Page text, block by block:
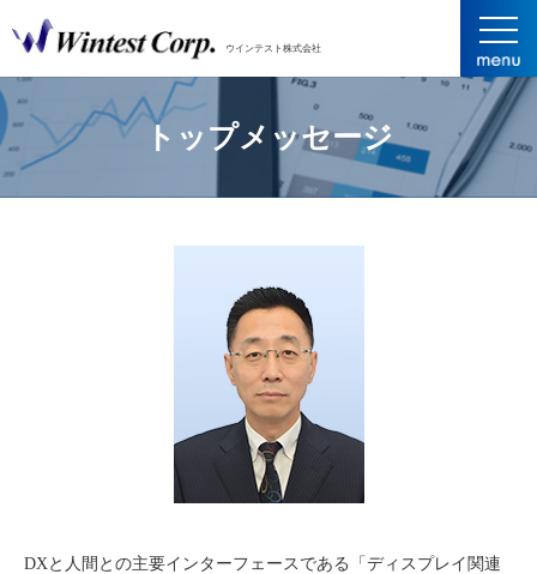
ウインテスト株式会社
トップメッセージ
DXと人間との主要インターフェースである「ディスプレイ関連